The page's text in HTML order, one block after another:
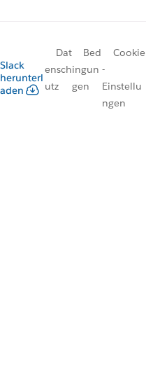
Slack
herunterl
aden
Dat
ensch
utz
Bed
ingun
gen
Cookie
-
Einstellu
ngen